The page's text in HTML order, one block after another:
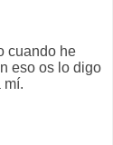
cuando he
eso os lo digo
mí.